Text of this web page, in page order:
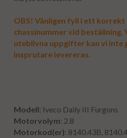
OBS! Vänligen fyll i ett
chassinummer vid beställning.
uteblivna uppgifter kan vi
insprutare levereras.
Modell: Iveco Daily III Furgons
Motorvolym: 2.8
Motorkod(er): 8140.43B,